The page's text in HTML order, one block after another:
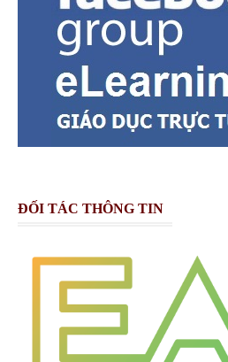
ĐỐI TÁC THÔNG TIN